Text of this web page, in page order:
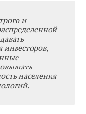
и
инвесторов,
населения